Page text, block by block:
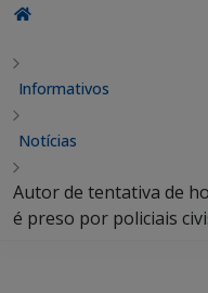
Informativos
Notícias
Autor de tentativa de
é preso por policiais